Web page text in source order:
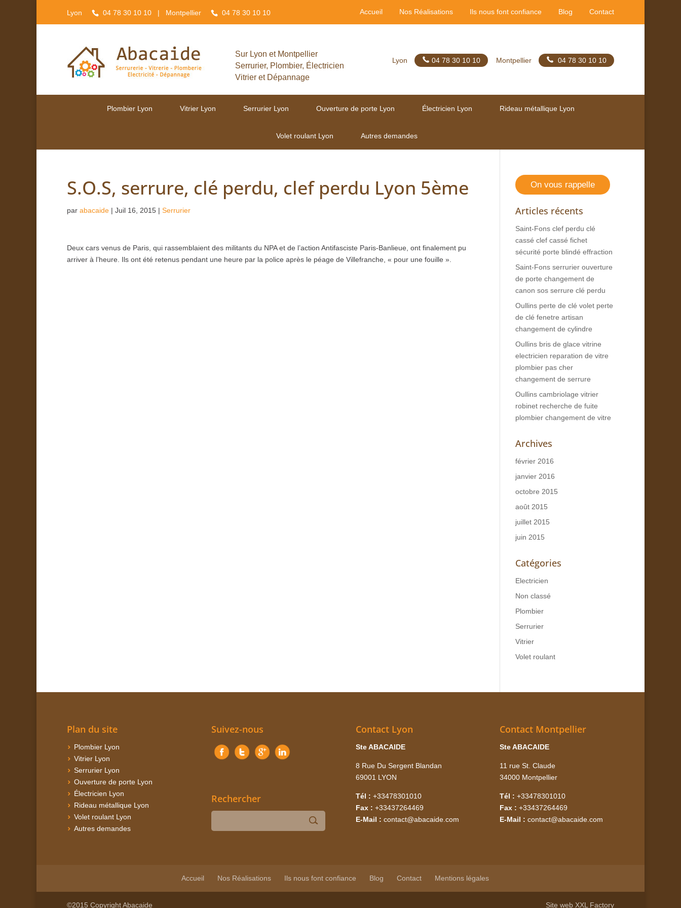
Lyon 04 78 30 10 10 | Montpellier 04 78 30 10 10 Accueil Nos Réalisations Ils nous font confiance Blog Contact
Lyon 04 78 30 10 10 Montpellier 04 78 30 10 10
Sur Lyon et Montpellier
Serrurier, Plombier, Électricien
Vitrier et Dépannage
Plombier Lyon Vitrier Lyon Serrurier Lyon Ouverture de porte Lyon Électricien Lyon Rideau métallique Lyon
Volet roulant Lyon Autres demandes
S.O.S, serrure, clé perdu, clef perdu Lyon 5ème
par abacaide | Juil 16, 2015 | Serrurier
Deux cars venus de Paris, qui rassemblaient des militants du NPA et de l’action Antifasciste Paris-Banlieue, ont finalement pu
arriver à l’heure. Ils ont été retenus pendant une heure par la police après le péage de Villefranche, « pour une fouille ».
On vous rappelle
Articles récents
Saint-Fons clef perdu clé
cassé clef cassé fichet
sécurité porte blindé effraction
Saint-Fons serrurier ouverture
de porte changement de
canon sos serrure clé perdu
Oullins perte de clé volet perte
de clé fenetre artisan
changement de cylindre
Oullins bris de glace vitrine
electricien reparation de vitre
plombier pas cher
changement de serrure
Oullins cambriolage vitrier
robinet recherche de fuite
plombier changement de vitre
Archives
février 2016
janvier 2016
octobre 2015
août 2015
juillet 2015
juin 2015
Catégories
Electricien
Non classé
Plombier
Serrurier
Vitrier
Volet roulant
Plan du site
Plombier Lyon
Vitrier Lyon
Serrurier Lyon
Ouverture de porte Lyon
Électricien Lyon
Rideau métallique Lyon
Volet roulant Lyon
Autres demandes
Suivez-nous
Rechercher
Contact Lyon
Ste ABACAIDE
8 Rue Du Sergent Blandan
69001 LYON
Tél : +33478301010
Fax : +33437264469
E-Mail : contact@abacaide.com
Contact Montpellier
Ste ABACAIDE
11 rue St. Claude
34000 Montpellier
Tél : +33478301010
Fax :+33437264469
E-Mail : contact@abacaide.com
Accueil Nos Réalisations Ils nous font confiance Blog Contact Mentions légales
©2015 Copyright Abacaide Site web XXL Factory